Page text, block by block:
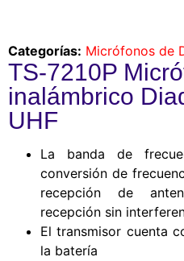
Categorías: Micrófonos de
TS-7210P
inalámbrico
UHF
La banda de
conversión de
recepción de
recepción sin
El transmisor cuenta
la batería